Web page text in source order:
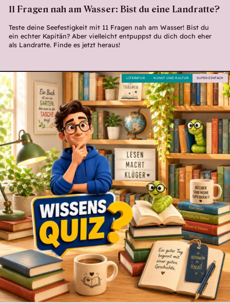
11 Fragen nah am Wasser: Bist du eine Landratte?
Teste deine Seefestigkeit mit 11 Fragen nah am Wasser! Bist du
ein echter Kapitän? Aber vielleicht entpuppst du dich doch eher
als Landratte. Finde es jetzt heraus!
SUPER EINFACH
KUNST UND KULTUR
LITERATUR